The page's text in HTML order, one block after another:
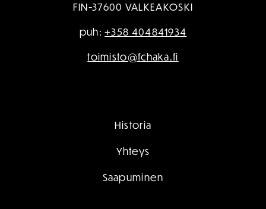
FIN-37600 VALKEAKOSKI
puh:+358 404841934
toimisto@fchaka.fi
Historia
Yhteys
Saapuminen